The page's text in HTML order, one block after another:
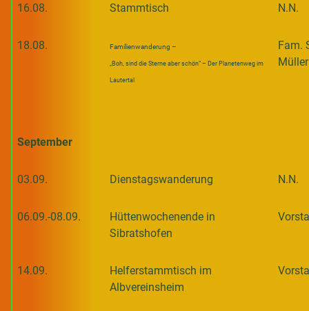
16.08. Stammtisch N.N.
18.08. Familienwanderung –
„Boh, sind die Sterne aber schön“ – Der Planetenweg im
Lautertal
Fam.
Müller
September
03.09. Dienstagswanderung N.N.
06.09.-08.09.
Hüttenwochenende in
Sibratshofen
14.09.
Helferstammtisch im
Albvereinsheim